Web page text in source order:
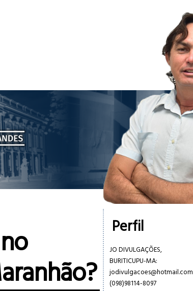
Perfil
JO DIVULGAÇÕES,
BURITICUPU-MA:
jodivulgacoes@hotmail.com
(098)98114-8097